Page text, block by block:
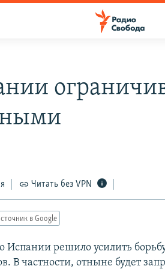
Читать без VPN
в Google
Испании решило усилить
В частности, отныне будет